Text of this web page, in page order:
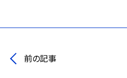
前の記事